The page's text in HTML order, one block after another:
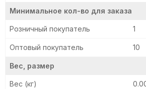
Минимальное кол-во для заказа
Розничный покупатель 1
Оптовый покупатель 10
Вес, размер
Вес (кг)